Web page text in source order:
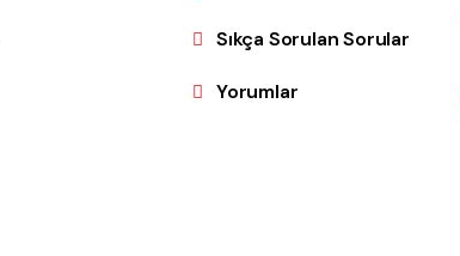
Sıkça Sorulan Sorular
Yorumlar